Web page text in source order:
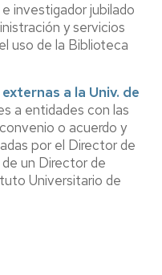
investigador jubilado
y servicios
uso de la Biblioteca
a la Univ. de
a entidades con las
o acuerdo y
por el Director de
un Director de
Universitario de